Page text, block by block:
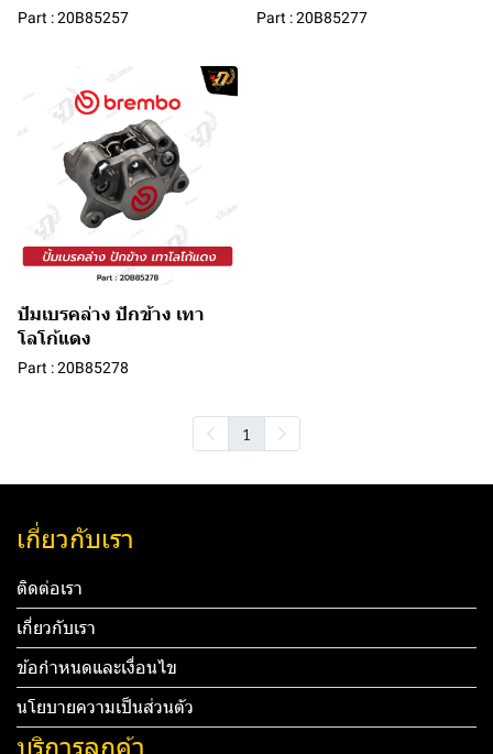
Part : 20B85257 Part : 20B85277
ปัมเบรคล่าง ปักข้าง เทา
โลโก้แดง
Part : 20B85278
1
เกี่ยวกับเรา
ติดต่อเรา
เกี่ยวกับเรา
ข้อกำหนดและเงื่อนไข
นโยบายความเป็นส่วนตัว
บริการลูกค้า